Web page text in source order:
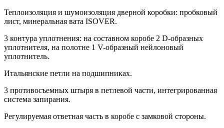
Теплоизоляция и шумоизоляция дверной коробки: пробковый
лист, минеральная вата ISOVER.
3 контура уплотнения: на составном коробе 2 D-образных
уплотнителя, на полотне 1 V-образный нейлоновый
уплотнитель.
Итальянские петли на подшипниках.
3 противосъемных штыря в петлевой части, интегрированная
система запирания.
Регулируемая ответная часть в коробе с замковой стороны.